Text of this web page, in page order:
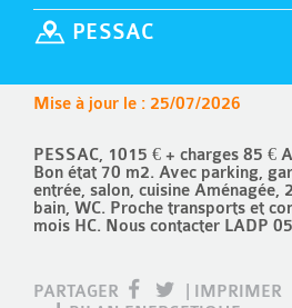
PESSAC
Mise à jour le : 25/07/2026
PESSAC, 1015 € + charges 85 €
Bon état 70 m2. Avec parking,
entrée, salon, cuisine Aménagée,
bain, WC. Proche transports et
mois HC. Nous contacter LADP
PARTAGER IMPRIMER